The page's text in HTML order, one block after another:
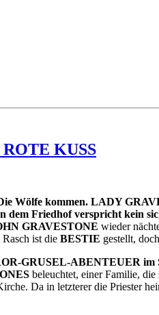
KUSS
Wölfe kommen. LADY
dem Friedhof verspricht kein
GRAVESTONE wieder
ist die BESTIE gestellt,
GRUSEL-ABENTEUER
beleuchtet, einer Familie,
Da in letzterer die Priester